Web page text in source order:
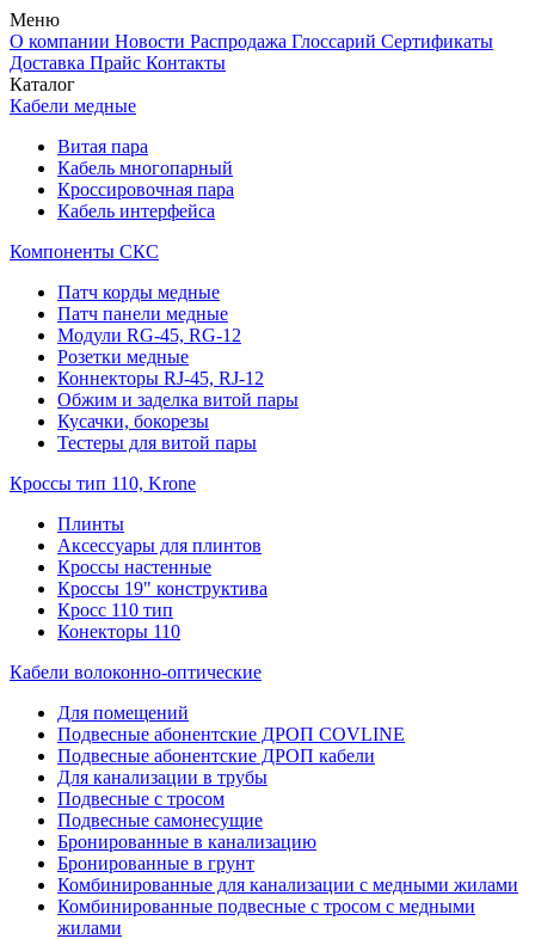
Меню
О компании Новости Распродажа Глоссарий Сертификаты
Доставка Прайс Контакты
Каталог
Кабели медные
Витая пара
Кабель многопарный
Кроссировочная пара
Кабель интерфейса
Компоненты СКС
Патч корды медные
Патч панели медные
Модули RG-45, RG-12
Розетки медные
Коннекторы RJ-45, RJ-12
Обжим и заделка витой пары
Кусачки, бокорезы
Тестеры для витой пары
Кроссы тип 110, Krone
Плинты
Аксессуары для плинтов
Кроссы настенные
Кроссы 19" конструктива
Кросс 110 тип
Конекторы 110
Кабели волоконно-оптические
Для помещений
Подвесные абонентские ДРОП COVLINE
Подвесные абонентские ДРОП кабели
Для канализации в трубы
Подвесные с тросом
Подвесные самонесущие
Бронированные в канализацию
Бронированные в грунт
Комбинированные для канализации с медными жилами
Комбинированные подвесные с тросом с медными
жилами